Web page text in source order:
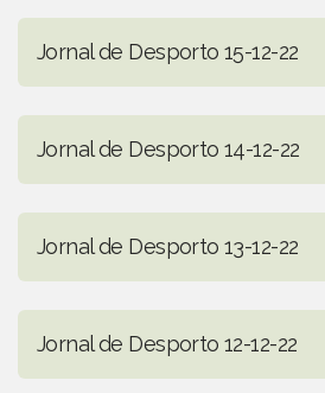
Jornal de Desporto 15-12-22
Jornal de Desporto 14-12-22
Jornal de Desporto 13-12-22
Jornal de Desporto 12-12-22